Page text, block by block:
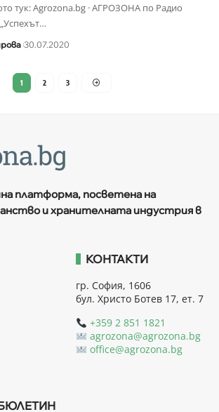
тук: Agrozona.bg · АГРОЗОНА по Радио
…
30.07.2020
1 2 3
платформа, посветена на
и хранителната индустрия в
КОНТАКТИ
гр. София, 1606
бул. Христо Ботев 17, ет. 7
+359 2 851 1821
agrozona@agrozona.bg
office@agrozona.bg